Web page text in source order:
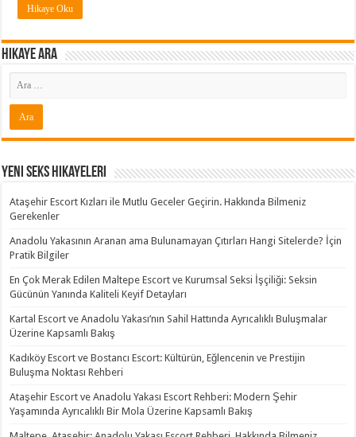
Hikaye Oku
Hikaye ARA
Yeni Seks Hikayeleri
Ataşehir Escort Kızları ile Mutlu Geceler Geçirin. Hakkında Bilmeniz
Gerekenler
Anadolu Yakasının Aranan ama Bulunamayan Çıtırları Hangi Sitelerde? İçin
Pratik Bilgiler
En Çok Merak Edilen Maltepe Escort ve Kurumsal Seksi İşçiliği: Seksin
Gücünün Yanında Kaliteli Keyif Detayları
Kartal Escort ve Anadolu Yakası’nın Sahil Hattında Ayrıcalıklı Buluşmalar
Üzerine Kapsamlı Bakış
Kadıköy Escort ve Bostancı Escort: Kültürün, Eğlencenin ve Prestijin
Buluşma Noktası Rehberi
Ataşehir Escort ve Anadolu Yakası Escort Rehberi: Modern Şehir
Yaşamında Ayrıcalıklı Bir Mola Üzerine Kapsamlı Bakış